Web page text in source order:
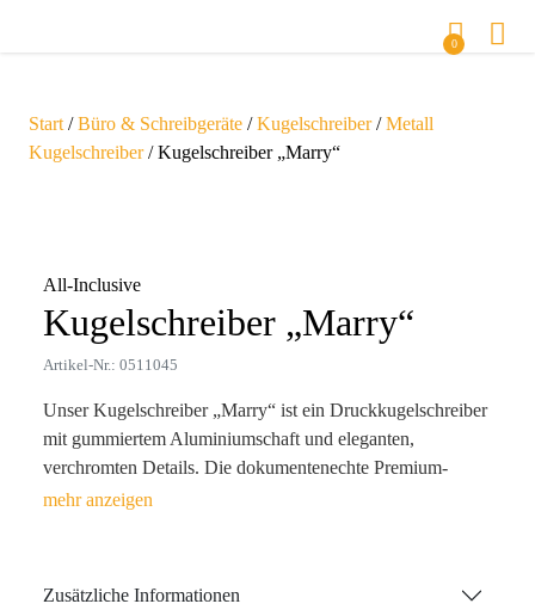
0
Start /Büro & Schreibgeräte /Kugelschreiber/Metall
Kugelschreiber/ Kugelschreiber „Marry“
All-Inclusive
Kugelschreiber „Marry“
Artikel-Nr.: 0511045
Unser Kugelschreiber „Marry“ ist ein Druckkugelschreiber
mit gummiertem Aluminiumschaft und eleganten,
verchromten Details. Die dokumentenechte Premium-
Großraummine mit hochwertiger deutscher Tinte (konform
Zusätzliche Informationen